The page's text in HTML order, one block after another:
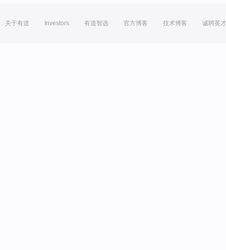
关于有道 Investors 有道智选 官方博客 技术博客 诚聘英才